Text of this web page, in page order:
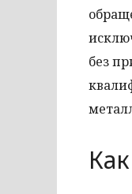
без